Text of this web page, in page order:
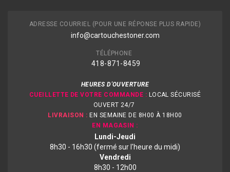
ADRESSE COURRIEL (POUR UNE RÉPONSE PLUS RAPIDE)
info@cartouchestoner.com
TÉLÉPHONE
418-871 -8459
HEURES D'OUVERTURE
CUEILLETTE DE VOTRE COMMANDE : LOCAL SÉCURISÉ
OUVERT 24/7
LIVRAISON : EN SEMAINE DE 8H00 À 18H00
EN MAGASIN :
Lundi-Jeudi
8h30 - 16h30 (fermé sur l'heure du midi)
Vendredi
8h30 - 12h00